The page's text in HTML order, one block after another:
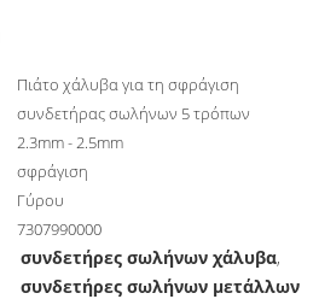
Πιάτο χάλυβα για τη σφράγιση
συνδετήρας σωλήνων 5 τρόπων
2.3mm - 2.5mm
σφράγιση
Γύρου
7307990000
συνδετήρες σωλήνων χάλυβα,
συνδετήρες σωλήνων μετάλλων